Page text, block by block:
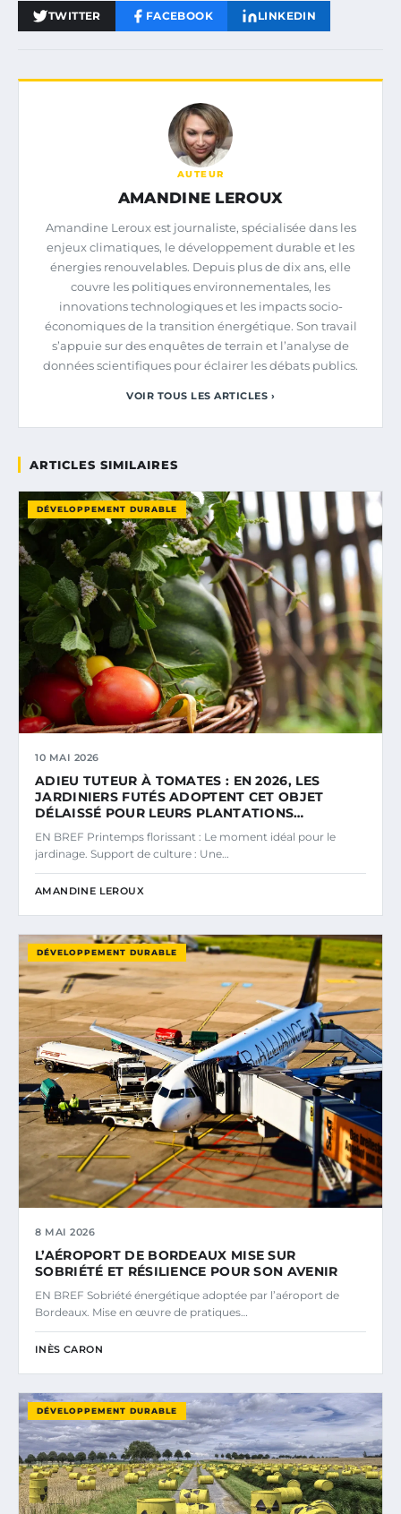
TWITTER FACEBOOK LINKEDIN
AUTEUR
AMANDINE LEROUX
Amandine Leroux est journaliste, spécialisée dans les
enjeux climatiques, le développement durable et les
énergies renouvelables. Depuis plus de dix ans, elle
couvre les politiques environnementales, les
innovations technologiques et les impacts socio-
économiques de la transition énergétique. Son travail
s’appuie sur des enquêtes de terrain et l’analyse de
données scientifiques pour éclairer les débats publics.
VOIR TOUS LES ARTICLES ›
ARTICLES SIMILAIRES
DÉVELOPPEMENT DURABLE
10 MAI 2026
ADIEU TUTEUR À TOMATES : EN 2026, LES
JARDINIERS FUTÉS ADOPTENT CET OBJET
DÉLAISSÉ POUR LEURS PLANTATIONS…
EN BREF Printemps florissant : Le moment idéal pour le
jardinage. Support de culture : Une…
AMANDINE LEROUX
DÉVELOPPEMENT DURABLE
8 MAI 2026
L’AÉROPORT DE BORDEAUX MISE SUR
SOBRIÉTÉ ET RÉSILIENCE POUR SON AVENIR
EN BREF Sobriété énergétique adoptée par l’aéroport de
Bordeaux. Mise en œuvre de pratiques…
INÈS CARON
DÉVELOPPEMENT DURABLE